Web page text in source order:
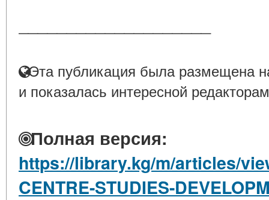
Эта публикация была размещена
и показалась интересной
Полная версия:
https://library.kg/m/articles/
CENTRE-STUDIES-